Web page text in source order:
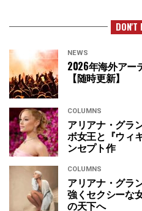
DON'T
NEWS
2026年海外アー
【随時更新】
COLUMNS
アリアナ・グラ
ボ女王と『ウィ
ンセプト作
COLUMNS
アリアナ・グラ
強くセクシーな
の天下へ